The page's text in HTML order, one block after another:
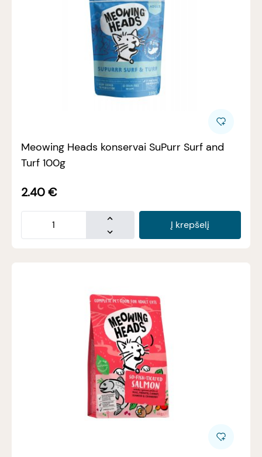
Meowing Heads konservai SuPurr Surf and
Turf 100g
2.40€
Į krepšelį